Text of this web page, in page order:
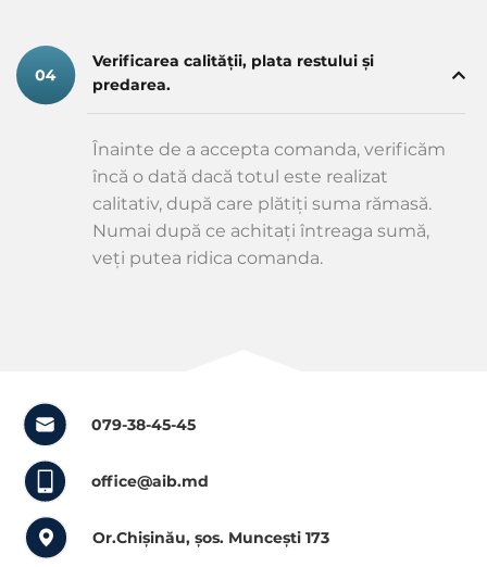
Verificarea calității, plata restului și
predarea.
Înainte de a accepta comanda, verificăm
încă o dată dacă totul este realizat
calitativ, după care plătiți suma rămasă.
Numai după ce achitați întreaga sumă,
veți putea ridica comanda.
079-38-45-45
office@aib.md
Or.Chișinău, șos. Muncești 173